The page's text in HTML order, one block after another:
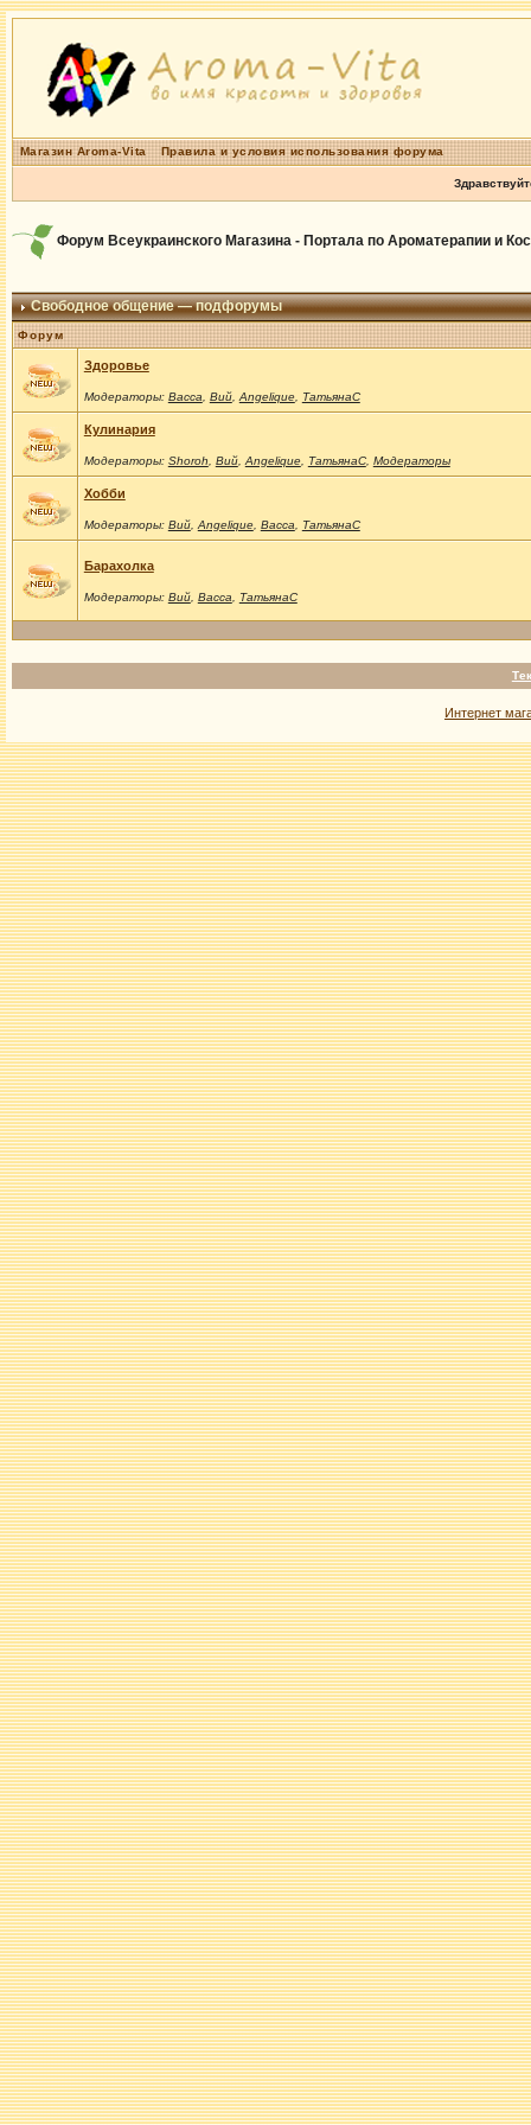
Магазин Aroma-Vita Правила и условия использования форума
Форум Всеукраинского Магазина - Портала по Ароматерапии и
Свободное общение — подфорумы
Форум
Здоровье
Модераторы: Васса Вий, Angelique, ТатьянаС
Кулинария
Модераторы: Shoroh Вий, Angelique, ТатьянаС, Модераторы
Хобби
Модераторы: Вий, Angelique, Васса ТатьянаС
Барахолка
Модераторы: Вий, Васса ТатьянаС
Интернет